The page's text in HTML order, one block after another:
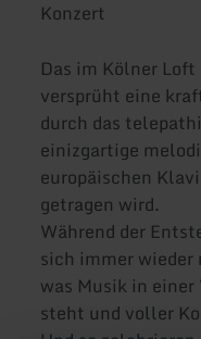
Konzert
Das im Kölner
versprüht eine
durch das
einizgartige
europäischen
getragen wird.
Während der
sich immer
was Musik in
steht und voller